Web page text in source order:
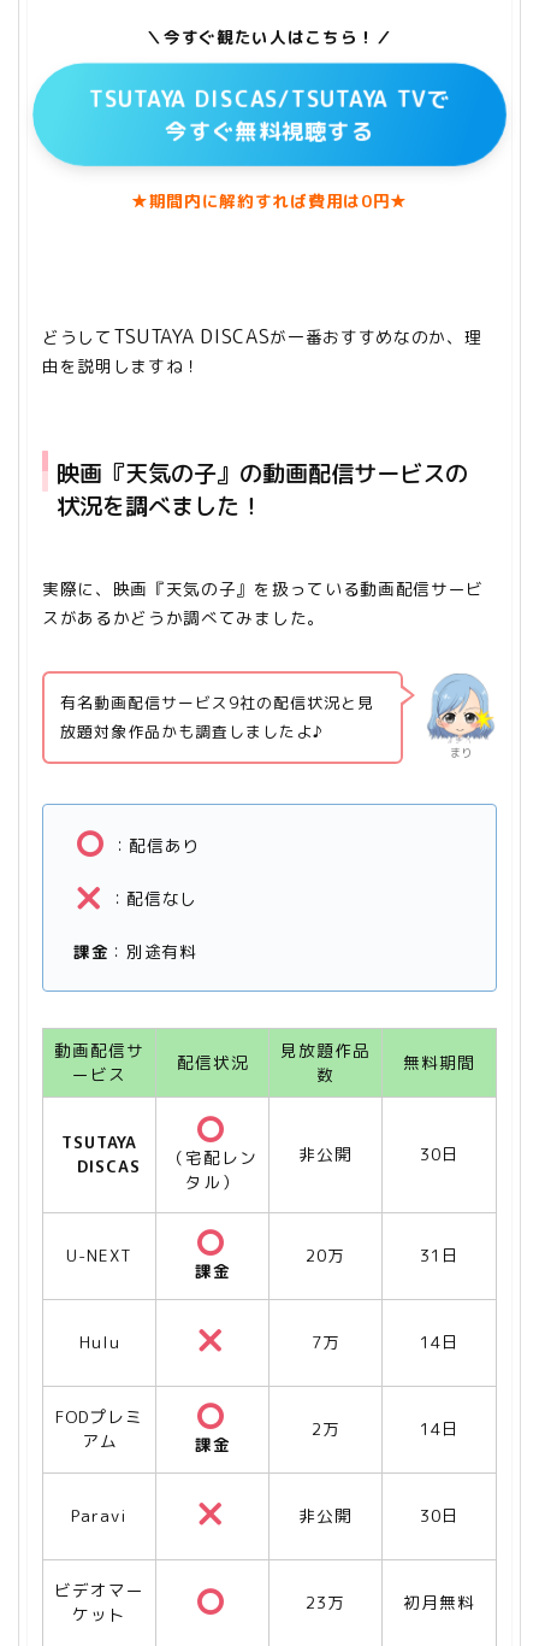
＼今すぐ観たい人はこちら！／
TSUTAYA DISCAS/TSUTAYA TVで
今すぐ無料視聴する
★期間内に解約すれば費用は0円★
どうして TSUTAYA DISCASが一番おすすめなのか、理
由を説明しますね！
映画『天気の子』の動画配信サービスの
状況を調べました！
実際に、映画『天気の子』を扱っている動画配信サービ
スがあるかどうか調べてみました。
まり
有名動画配信サービス9社の配信状況と見
放題対象作品かも調査しましたよ♪
：配信あり
：配信なし
課金 ：別途有料
動画配信サ
ービス
配信状況
見放題作品
数
無料期間
TSUTAYA
DISCAS
（宅配レン
タル）
非公開 30日
U-NEXT
課金
20万 31日
Hulu 7万 14日
FODプレミ
アム
課金
2万 14日
Paravi 非公開 30日
ビデオマー
ケット
23万 初月無料